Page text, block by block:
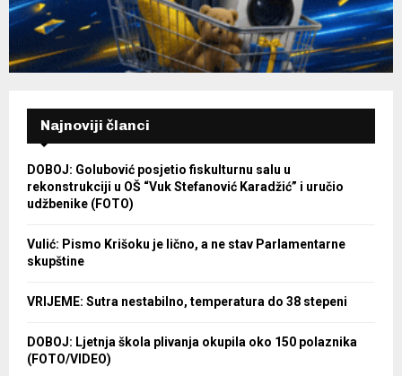
Najnoviji članci
DOBOJ: Golubović posjetio fiskulturnu salu u
rekonstrukciji u OŠ “Vuk Stefanović Karadžić” i uručio
udžbenike (FOTO)
Vulić: Pismo Krišoku je lično, a ne stav Parlamentarne
skupštine
VRIJEME: Sutra nestabilno, temperatura do 38 stepeni
DOBOJ: Ljetnja škola plivanja okupila oko 150 polaznika
(FOTO/VIDEO)